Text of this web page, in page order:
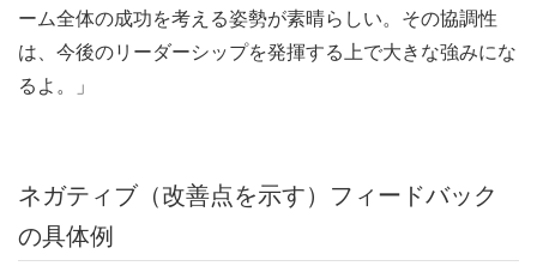
ーム全体の成功を考える姿勢が素晴らしい。その協調性
は、今後のリーダーシップを発揮する上で大きな強みにな
るよ。」
ネガティブ（改善点を示す）フィードバック
の具体例